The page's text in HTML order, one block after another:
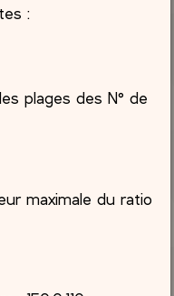
:
plages des N° de
maximale du ratio